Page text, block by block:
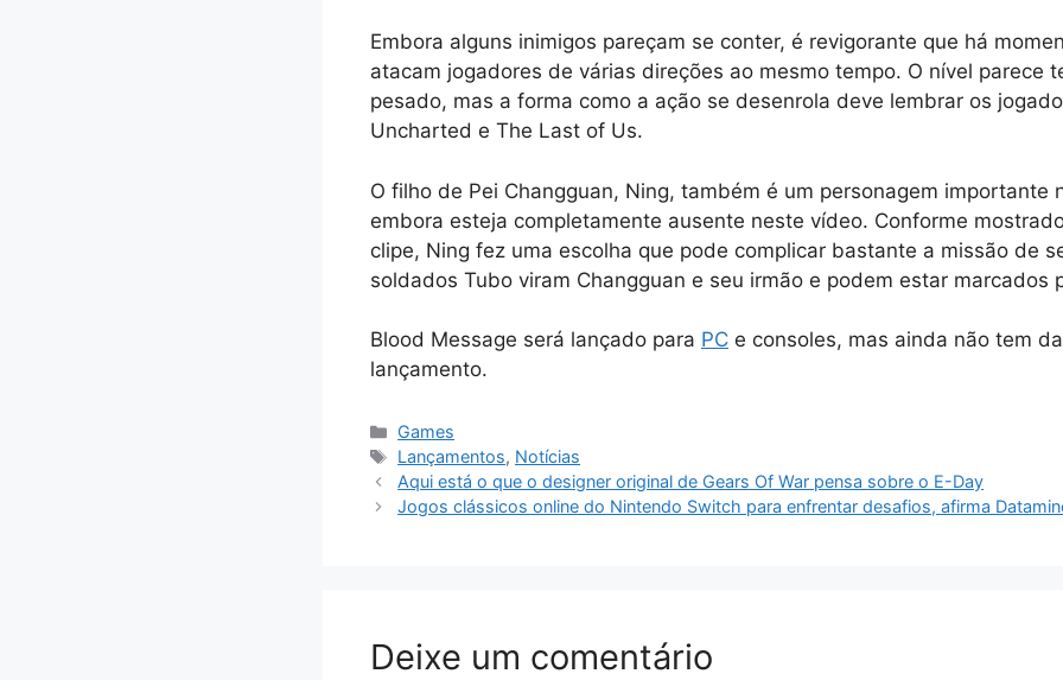
Embora alguns inimigos pareçam se conter, é revigorante que há
atacam jogadores de várias direções ao mesmo tempo. O nível parece
pesado, mas a forma como a ação se desenrola deve lembrar os
Uncharted e The Last of Us.
O filho de Pei Changguan, Ning, também é um personagem importante
embora esteja completamente ausente neste vídeo. Conforme
clipe, Ning fez uma escolha que pode complicar bastante a missão de
soldados Tubo viram Changguan e seu irmão e podem estar marcados
Blood Message será lançado para PC e consoles, mas ainda não tem
lançamento.
Categorias
Games
Tags
Lançamentos, Notícias
Aqui está o que o designer original de Gears Of War pensa sobre o E-Day
Jogos clássicos online do Nintendo Switch para enfrentar desafios, afirma
Deixe um comentário